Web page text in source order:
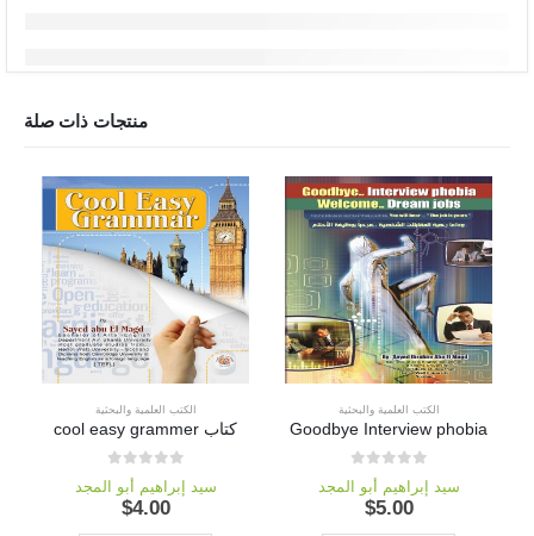
منتجات ذات صلة
الكتب العلمية والبحثية
Goodbye Interview phobia
سيد إبراهيم أبو المجد
$5.00
الكتب العلمية والبحثية
كتاب cool easy grammer
سيد إبراهيم أبو المجد
$4.00